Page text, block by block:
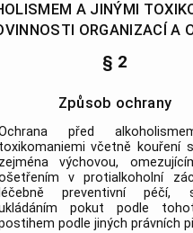
A JINÝMI
ORGANIZACÍ A
§ 2
Způsob ochrany
před
toxikomaniemi včetně kouření
zejména výchovou,
v protialkoholní
preventivní péčí,
pokut podle
podle jiných právních